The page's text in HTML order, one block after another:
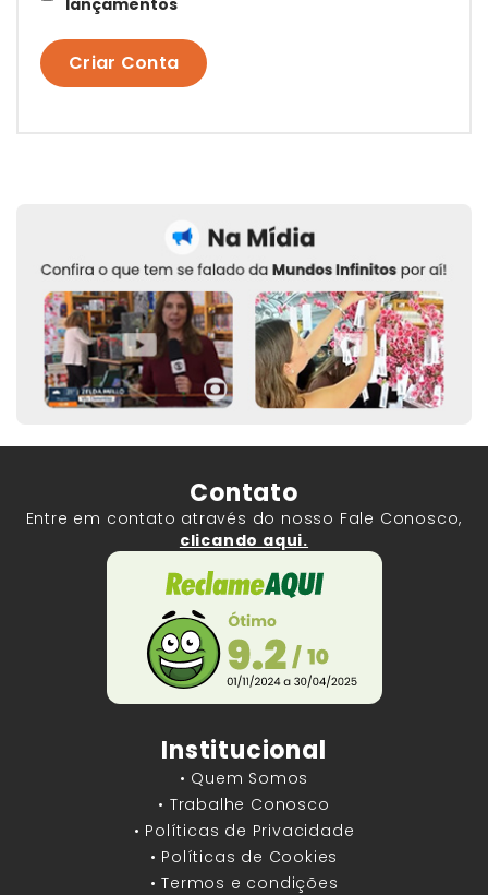
lançamentos
Criar Conta
Contato
Entre em contato através do nosso Fale Conosco,
clicando aqui.
Institucional
• Quem Somos
• Trabalhe Conosco
• Políticas de Privacidade
• Políticas de Cookies
• Termos e condições